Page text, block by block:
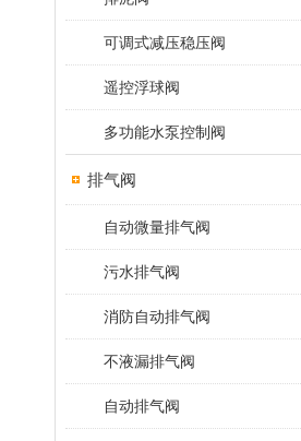
可调式减压稳压阀
遥控浮球阀
多功能水泵控制阀
排气阀
自动微量排气阀
污水排气阀
消防自动排气阀
不液漏排气阀
自动排气阀